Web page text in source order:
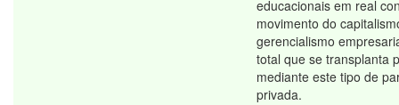
educacionais em real
movimento do
gerencialismo
total que se transplanta
mediante este tipo de
privada.